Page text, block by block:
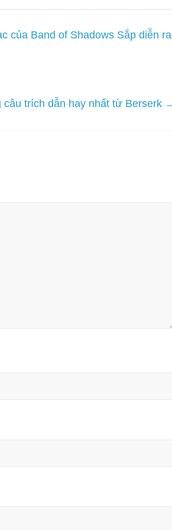
của Band of Shadows Sắp diễn ra
câu trích dẫn hay nhất từ ​​Berserk